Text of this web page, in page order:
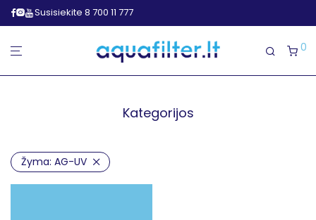
Susisiekite 8 700 11 777
0
Kategorijos
Žyma: AG-UV